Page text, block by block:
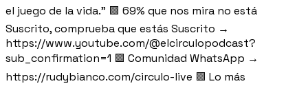
el juego de la vida." 🟪 69% que nos mira no está
Suscrito, comprueba que estás Suscrito →
https://www.youtube.com/@elcirculopodcast?
sub_confirmation=1 🟪 Comunidad WhatsApp →
https://rudybianco.com/circulo-live 🟪 Lo más